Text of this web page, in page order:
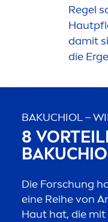
Regel
damit
die
BAKUCHIOL –
8
Die Forschung
eine Reihe von
Haut hat, die